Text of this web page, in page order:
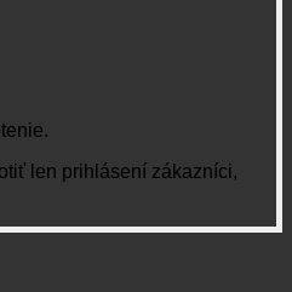
len prihlásení zákazníci,